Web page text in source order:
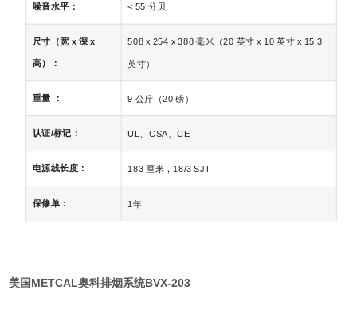
噪音水平： < 55 分贝
尺寸（宽 x 深 x
高）：
508 x 254 x 388 毫米（20 英寸 x 10 英寸 x 15.3
英寸）
重量 ： 9 公斤（20 磅）
认证/标记： UL、CSA、CE
电源线长度： 183 厘米，18/3 SJT
保修单： 1年
美国METCAL奥科排烟系统BVX-203